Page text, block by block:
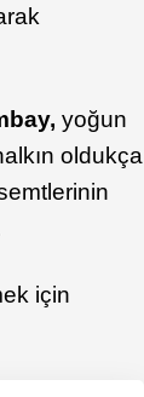
yoğun
oldukça
için